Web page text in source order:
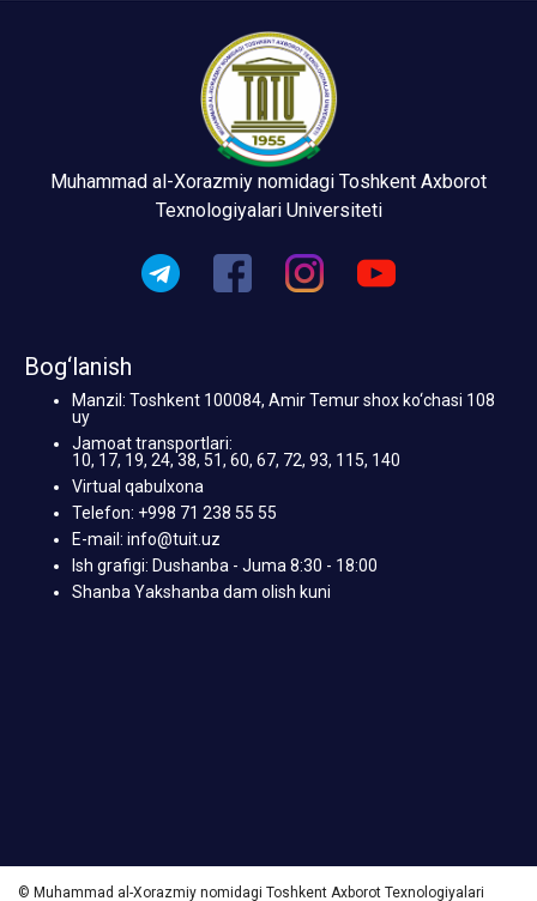
Muhammad al-Xorazmiy nomidagi Toshkent Axborot
Texnologiyalari Universiteti
Bog‘lanish
Manzil: Toshkent 100084, Amir Temur shox ko‘chasi 108
uy
Jamoat transportlari:
10, 17, 19, 24, 38, 51, 60, 67, 72, 93, 115, 140
Virtual qabulxona
Telefon: +998 71 238 55 55
E-mail: info@tuit.uz
Ish grafigi: Dushanba - Juma 8:30 - 18:00
Shanba Yakshanba dam olish kuni
© Muhammad al-Xorazmiy nomidagi Toshkent Axborot Texnologiyalari